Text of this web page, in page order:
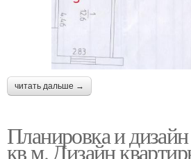
читать дальше →
Планировка и
кв м. Дизайн